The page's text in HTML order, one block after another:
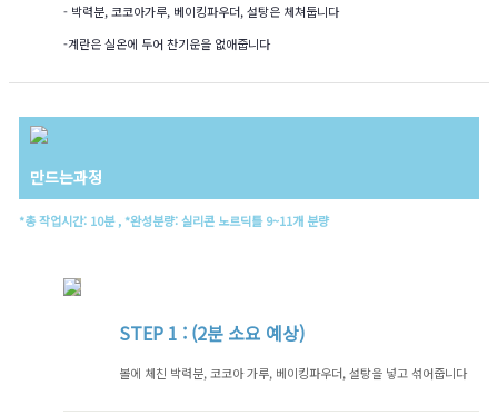
- 박력분, 코코아가루, 베이킹파우더, 설탕은 체쳐둡니다
-계란은 실온에 두어 찬기운을 없애줍니다
만드는과정
*총 작업시간: 10분 , *완성분량: 실리콘 노르딕틀 9~11개 분량
STEP1 : (2분 소요 예상)
볼에 체친 박력분, 코코아 가루, 베이킹파우더, 설탕을 넣고 섞어줍니다